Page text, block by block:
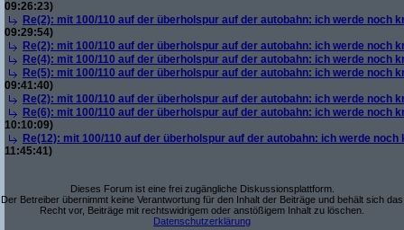
09:26:23)
Re(2): mit 100/110 auf der überholspur auf der autobahn: ich werde noch
09:29:54)
Re(2): mit 100/110 auf der überholspur auf der autobahn: ich werde noch
Re(4): mit 100/110 auf der überholspur auf der autobahn: ich werde noch
Re(5): mit 100/110 auf der überholspur auf der autobahn: ich werde noch
09:41:40)
Re(2): mit 100/110 auf der überholspur auf der autobahn: ich werde noch
Re(6): mit 100/110 auf der überholspur auf der autobahn: ich werde noch
10:10:09)
Re(12): mit 100/110 auf der überholspur auf der autobahn: ich werde noch
11:45:41)
Dieses Forum ist eine frei zugängliche Diskussionsplattform.
Der Betreiber übernimmt keine Verantwortung für den Inhalt der Beiträge und behält sich das
Recht vor, Beiträge mit rechtswidrigem oder anstößigem Inhalt zu löschen.
Datenschutzerklärung